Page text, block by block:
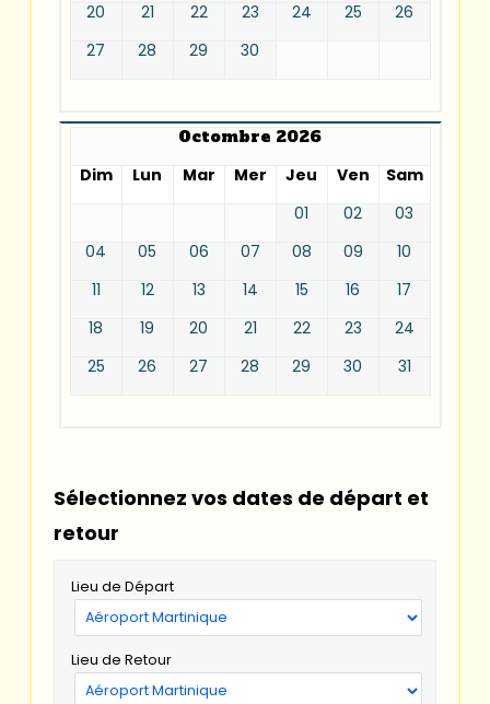
20
21 22 23 24 25
26
27
28 29 30
Octombre 2026
Dim
Lun Mar Mer Jeu Ven
Sam
01
02
03
04
05 06 07 08 09
10
11
12 13 14 15 16
17
18
19 20 21 22 23
24
25
26 27 28 29 30 31
Sélectionnez vos dates de départ et
retour
Lieu de Départ
Lieu de Retour